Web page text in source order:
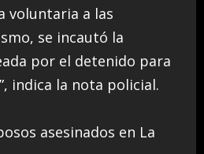
voluntaria a las
se incautó la
por el detenido para
indica la nota policial.
asesinados en La